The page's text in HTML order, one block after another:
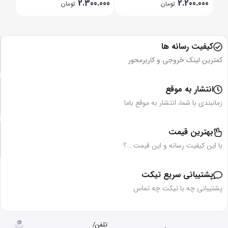
2.200.000 تومان 2.300.000 تومان
کیفیت رسانه ها
کمترین لینک خروجی و کاربرمحور
انتشار به موقع
زمانبندی با شما، انتشار به موقع باما
بهترین قیمت
با این کیفیت رسانه و این قیمت …؟
پشتیبانی سریع تیکت
پشتیبانی چه با تیکت چه تماس
تلفن/